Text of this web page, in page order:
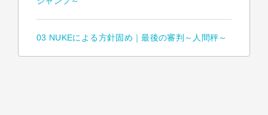
03 NUKEによる方針固め｜最後の審判～人間秤～